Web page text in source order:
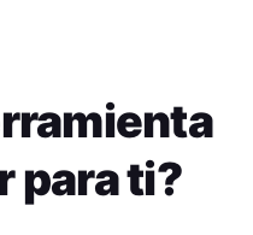
para ti?